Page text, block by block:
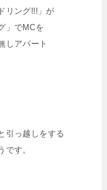
リング!!!」が
」でMCを
しアパート
引っ越しをする
です。